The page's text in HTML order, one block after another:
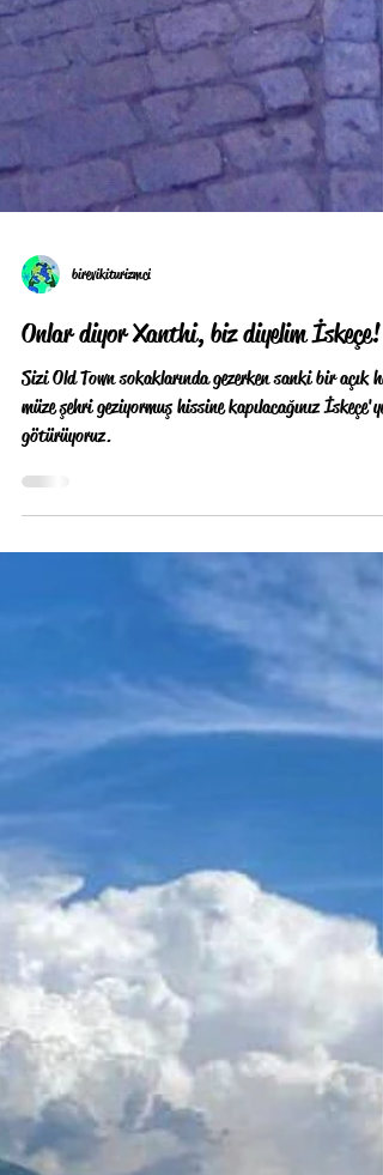
birevikiturizmci
Onlar diyor Xanthi, biz diyelim İskeçe!
Sizi Old Town sokaklarında gezerken sanki bir açık
müze şehri geziyormuş hissine kapılacağınız İskeçe'ye